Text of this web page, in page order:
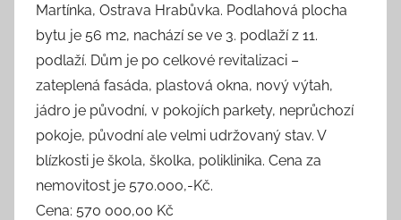
Martínka, Ostrava Hrabůvka. Podlahová plocha
bytu je 56 m2, nachází se ve 3. podlaží z 11.
podlaží. Dům je po celkové revitalizaci –
zateplená fasáda, plastová okna, nový výtah,
jádro je původní, v pokojích parkety, neprůchozí
pokoje, původní ale velmi udržovaný stav. V
blízkosti je škola, školka, poliklinika. Cena za
nemovitost je 570.000,-Kč.
Cena: 570 000,00 Kč